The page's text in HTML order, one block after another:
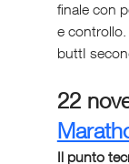
finale con
e controllo.
buttI
22
Il punto